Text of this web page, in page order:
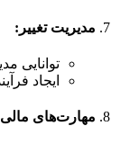
مدیریت تغییر :
توانایی
ایجاد
مهارت‌های مالی